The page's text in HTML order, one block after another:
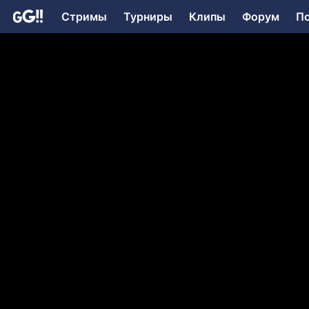
Стримы Турниры Клипы Форум